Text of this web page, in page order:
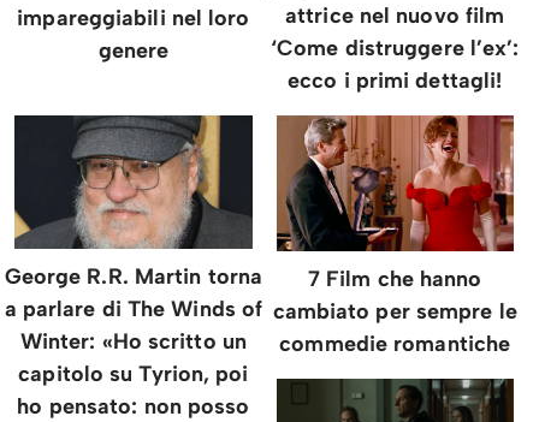
impareggiabili nel loro
genere
attrice nel nuovo film
‘Come distruggere l’ex’:
ecco i primi dettagli!
George R.R. Martin torna
a parlare di The Winds of
Winter: «Ho scritto un
capitolo su Tyrion, poi
ho pensato: non posso
7 Film che hanno
cambiato per sempre le
commedie romantiche